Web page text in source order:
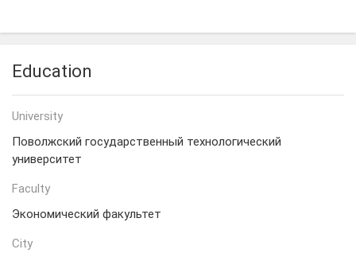
Education
University
Поволжский государственный технологический
университет
Faculty
Экономический факультет
City